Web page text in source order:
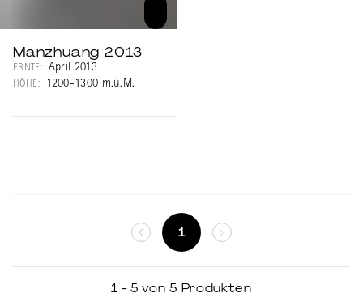
Manzhuang 2013
ERNTE: April 2013
HÖHE: 1200-1300 m.ü.M.
1
1 - 5 von 5 Produkten